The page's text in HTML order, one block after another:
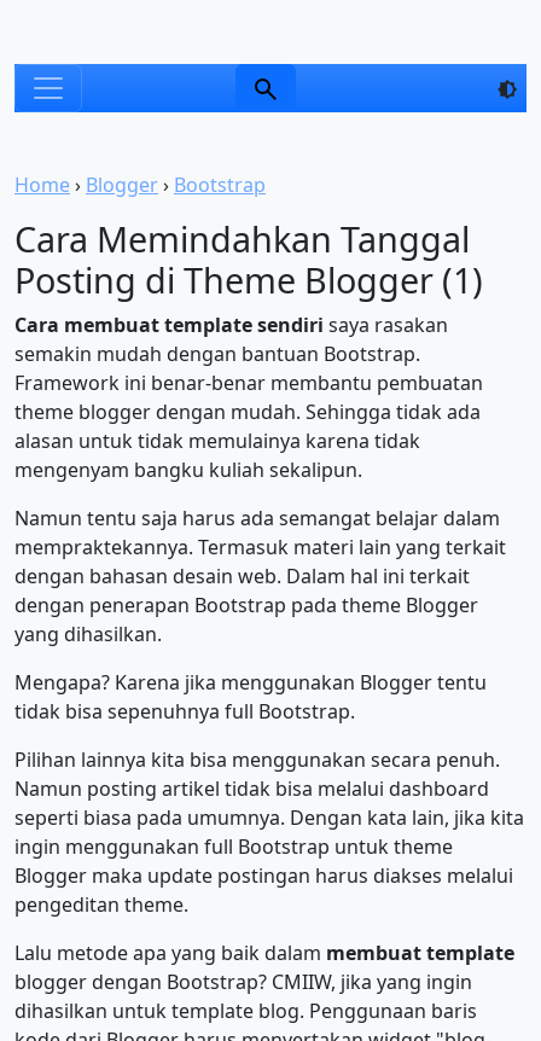
Home› Blogger› Bootstrap
Cara Memindahkan Tanggal
Posting di Theme Blogger (1)
Cara membuat template sendiri saya rasakan
semakin mudah dengan bantuan Bootstrap.
Framework ini benar-benar membantu pembuatan
theme blogger dengan mudah. Sehingga tidak ada
alasan untuk tidak memulainya karena tidak
mengenyam bangku kuliah sekalipun.
Namun tentu saja harus ada semangat belajar dalam
mempraktekannya. Termasuk materi lain yang terkait
dengan bahasan desain web. Dalam hal ini terkait
dengan penerapan Bootstrap pada theme Blogger
yang dihasilkan.
Mengapa? Karena jika menggunakan Blogger tentu
tidak bisa sepenuhnya full Bootstrap.
Pilihan lainnya kita bisa menggunakan secara penuh.
Namun posting artikel tidak bisa melalui dashboard
seperti biasa pada umumnya. Dengan kata lain, jika kita
ingin menggunakan full Bootstrap untuk theme
Blogger maka update postingan harus diakses melalui
pengeditan theme.
Lalu metode apa yang baik dalam membuat template
blogger dengan Bootstrap? CMIIW, jika yang ingin
dihasilkan untuk template blog. Penggunaan baris